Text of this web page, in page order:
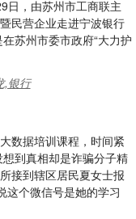
日，由苏州市工商联主
民营企业走进宁波银行
苏州市委市政府“大力护
,银行
数据培训课程，时间紧
到真相却是诈骗分子精
接到辖区居民夏女士报
这个微信号是她的学习